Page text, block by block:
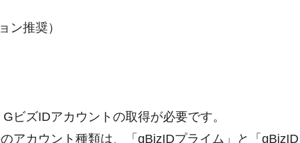
ン推奨）
ズIDアカウントの取得が必要です。
アカウント種類は、「gBizIDプライム」と「